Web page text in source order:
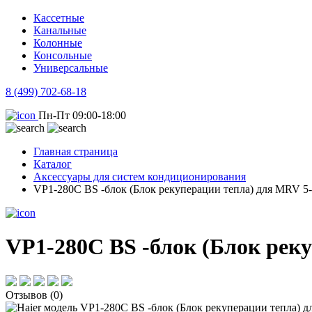
Кассетные
Канальные
Колонные
Консольные
Универсальные
8 (499) 702-68-18
Пн-Пт 09:00-18:00
Главная страница
Каталог
Аксессуары для систем кондиционирования
VP1-280C BS -блок (Блок рекуперации тепла) для MRV
VP1-280C BS -блок (Блок
Отзывов (0)